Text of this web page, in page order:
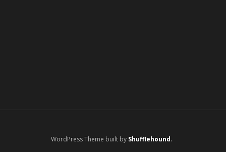
WordPress Theme built by Shufflehound.